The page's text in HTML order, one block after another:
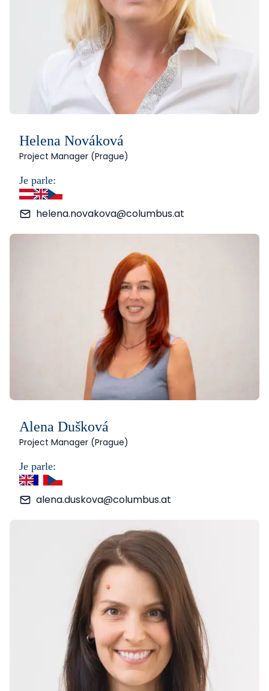
Helena Nováková
Project Manager (Prague)
Je parle:
helena.novakova@columbus.at
Alena Dušková
Project Manager (Prague)
Je parle:
alena.duskova@columbus.at